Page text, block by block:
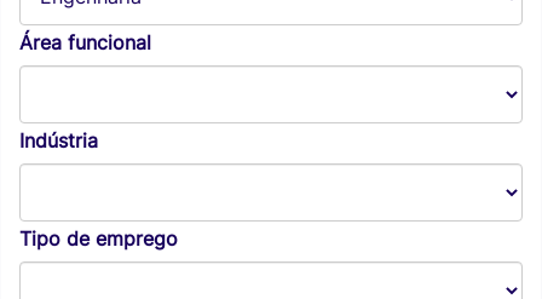
Área funcional
Indústria
Tipo de emprego